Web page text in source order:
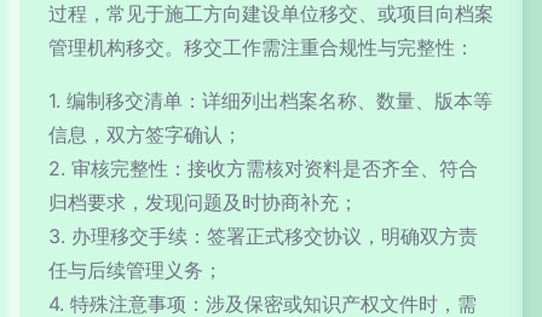
过程，常见于施工方向建设单位移交、或项目向档案
管理机构移交。移交工作需注重合规性与完整性：
1. 编制移交清单：详细列出档案名称、数量、版本等
信息，双方签字确认；
2. 审核完整性：接收方需核对资料是否齐全、符合
归档要求，发现问题及时协商补充；
3. 办理移交手续：签署正式移交协议，明确双方责
任与后续管理义务；
4. 特殊注意事项：涉及保密或知识产权文件时，需